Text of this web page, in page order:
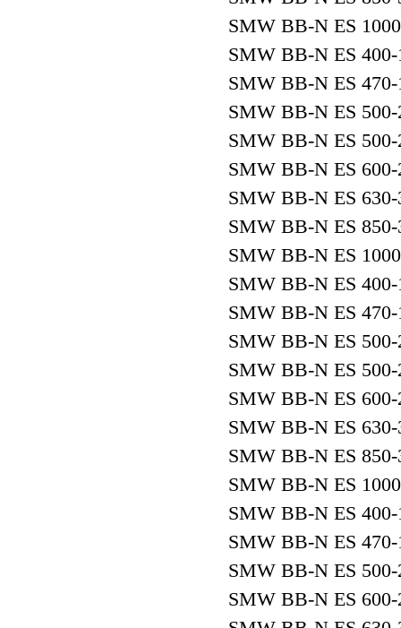
SMW BB-N ES
SMW BB-N ES
SMW BB-N ES
SMW BB-N ES
SMW BB-N ES
SMW BB-N ES
SMW BB-N ES
SMW BB-N ES
SMW BB-N ES
SMW BB-N ES
SMW BB-N ES
SMW BB-N ES
SMW BB-N ES
SMW BB-N ES
SMW BB-N ES
SMW BB-N ES
SMW BB-N ES
SMW BB-N ES
SMW BB-N ES
SMW BB-N ES
SMW BB-N ES